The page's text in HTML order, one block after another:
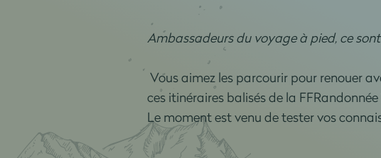
Ambassadeurs du voyage à pied, ce
Vous aimez les parcourir pour renouer
ces itinéraires balisés de la FFRandonnée
Le moment est venu de tester vos